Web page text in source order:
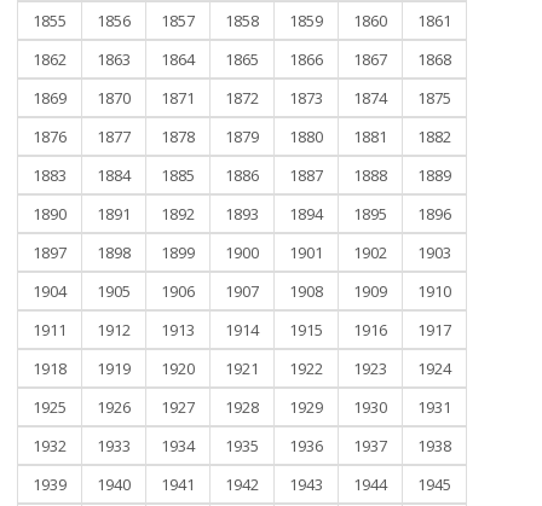
1855
1856 1857 1858 1859 1860
1861
1862
1863 1864 1865 1866 1867
1868
1869
1870 1871 1872 1873 1874
1875
1876
1877 1878 1879 1880 1881
1882
1883
1884 1885 1886 1887 1888
1889
1890
1891 1892 1893 1894 1895
1896
1897
1898 1899 1900 1901 1902
1903
1904
1905 1906 1907 1908 1909
1910
1911
1912 1913 1914 1915 1916
1917
1918
1919 1920 1921 1922 1923
1924
1925
1926 1927 1928 1929 1930
1931
1932
1933 1934 1935 1936 1937
1938
1939
1940 1941 1942 1943 1944
1945